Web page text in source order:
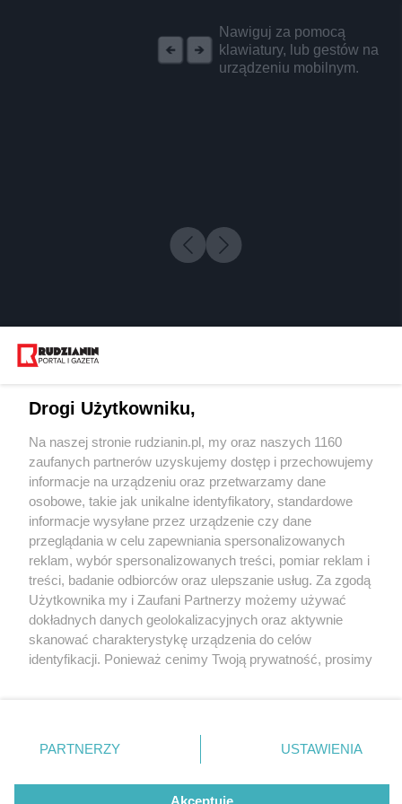
Nawiguj za pomocą
klawiatury, lub gestów na
urządzeniu mobilnym.
2 / 0
Wydawca mediów
Nie zapomnij
zapoznać się z:
polityką prywatności regulamin korzystania z portali
Twojemiasto
Piekary Śląskie
Chorzów
Tarnowskie Góry
Gliwice
Skontakuj sięz nami
Kontakt
Wydawca
Redakcja
Drogi Użytkowniku,
Na naszej stronie rudzianin.pl, my oraz naszych 1160
zaufanych partnerów uzyskujemy dostęp i przechowujemy
informacje na urządzeniu oraz przetwarzamy dane
osobowe, takie jak unikalne identyfikatory, standardowe
informacje wysyłane przez urządzenie czy dane
przeglądania w celu zapewniania spersonalizowanych
reklam, wybór spersonalizowanych treści, pomiar reklam i
treści, badanie odbiorców oraz ulepszanie usług. Za zgodą
Użytkownika my i Zaufani Partnerzy możemy używać
dokładnych danych geolokalizacyjnych oraz aktywnie
skanować charakterystykę urządzenia do celów
identyfikacji. Ponieważ cenimy Twoją prywatność, prosimy
prywatności znajdujący się w lewym dolnym rogu strony
. Niektóre rodzaje przetwarzania danych nie wymagają
zgody użytkownika, ale masz prawo sprzeciwić się
takiemu przetwarzaniu. Preferencje będą miały
PARTNERZY USTAWIENIA
Akceptuję